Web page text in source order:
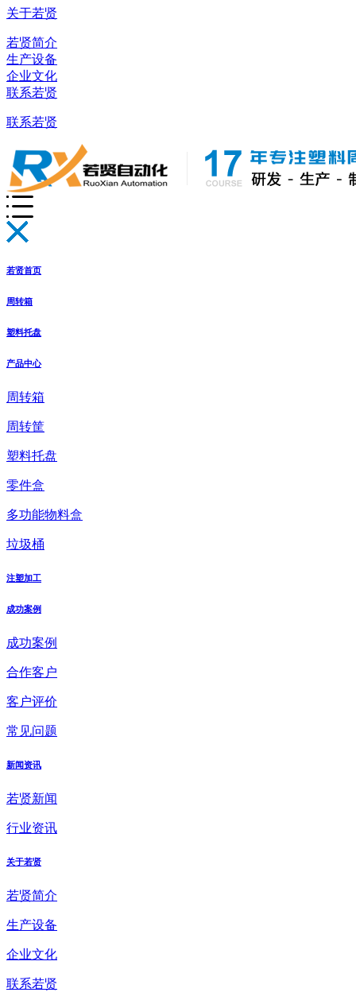
关于若贤
若贤简介
生产设备
企业文化
联系若贤
联系若贤
若贤首页
周转箱
塑料托盘
产品中心
周转箱
周转筐
塑料托盘
零件盒
多功能物料盒
垃圾桶
注塑加工
成功案例
成功案例
合作客户
客户评价
常见问题
新闻资讯
若贤新闻
行业资讯
关于若贤
若贤简介
生产设备
企业文化
联系若贤